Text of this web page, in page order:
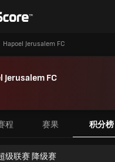
Hapoel Jerusalem FC
Jerusalem FC
程 赛果 积分榜
级联赛 降级赛